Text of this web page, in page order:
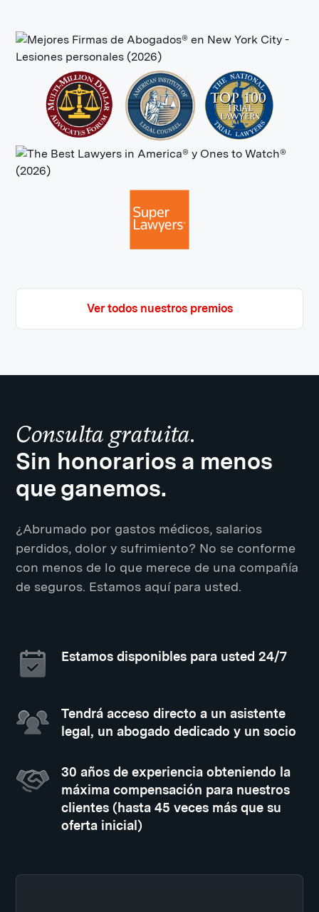
Ver todos nuestros premios
Consulta gratuita.
Sin honorarios a menos
que ganemos.
¿Abrumado por gastos médicos, salarios
perdidos, dolor y sufrimiento? No se conforme
con menos de lo que merece de una compañía
de seguros. Estamos aquí para usted.
Estamos disponibles para usted 24/7
Tendrá acceso directo a un asistente
legal, un abogado dedicado y un socio
30 años de experiencia obteniendo la
máxima compensación para nuestros
clientes (hasta 45 veces más que su
oferta inicial)